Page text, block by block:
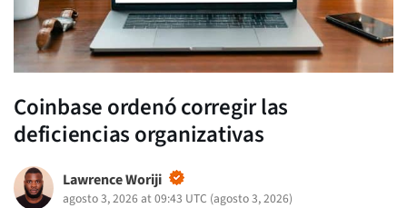
Coinbase ordenó corregir las
deficiencias organizativas
Lawrence Woriji
agosto 3, 2026 at 09:43 UTC (agosto 3, 2026)